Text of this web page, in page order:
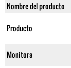
Nombre del producto
Producto
Monitora